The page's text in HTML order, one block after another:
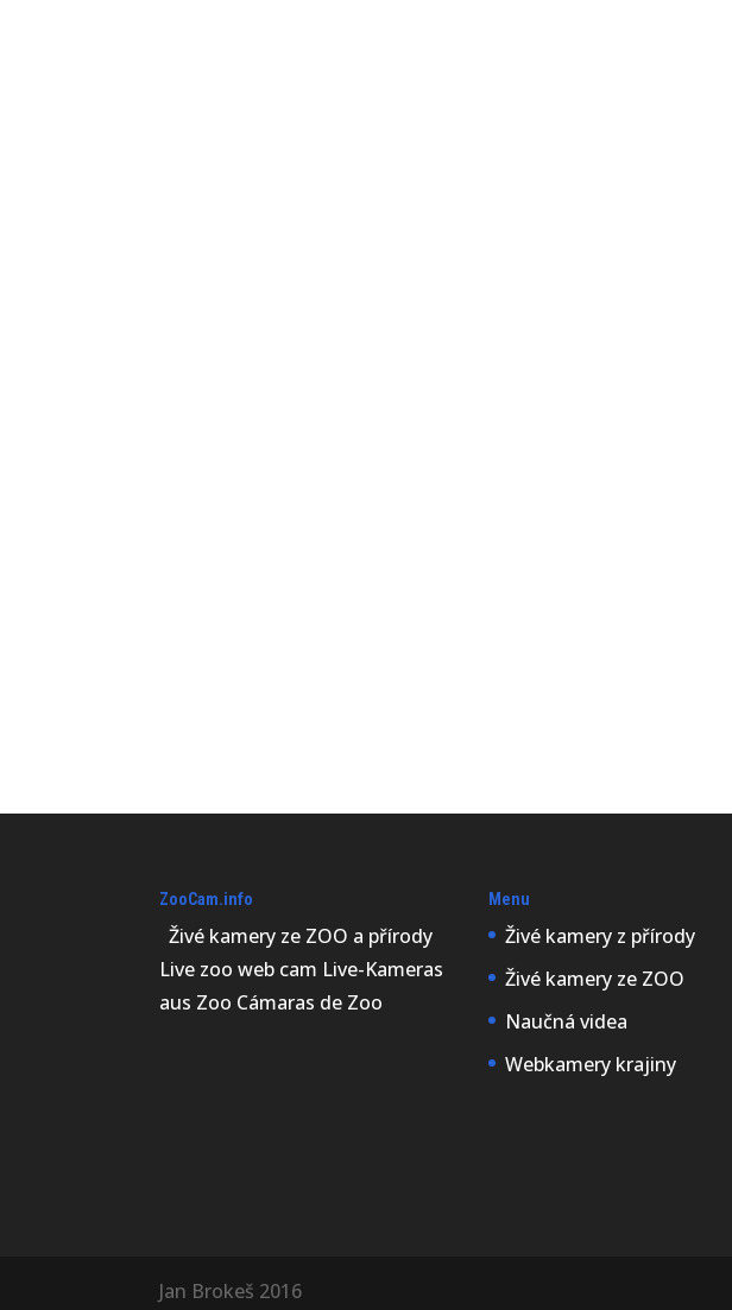
ZooCam.info
Živé kamery ze ZOO a přírody
Live zoo web cam Live-Kameras
aus Zoo Cámaras de Zoo
Menu
Živé kamery z přírody
Živé kamery ze ZOO
Naučná videa
Webkamery krajiny
Jan Brokeš 2016